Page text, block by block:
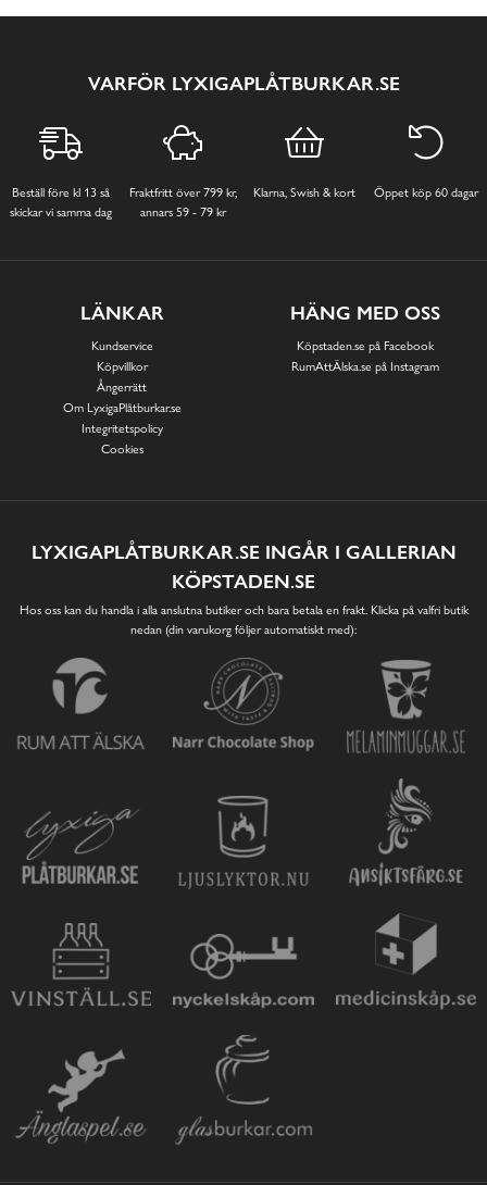
VARFÖR LYXIGAPLÅTBURKAR.SE
Beställ före kl 13 så
skickar vi samma dag
Fraktfritt över 799 kr,
annars 59 - 79 kr
Klarna, Swish & kort Öppet köp 60 dagar
LÄNKAR
Kundservice
Köpvillkor
Ångerrätt
Om LyxigaPlåtburkar.se
Integritetspolicy
Cookies
HÄNG MED OSS
Köpstaden.se på Facebook
RumAttÄlska.se på Instagram
LYXIGAPLÅTBURKAR.SE INGÅR I GALLERIAN
KÖPSTADEN.SE
Hos oss kan du handla i alla anslutna butiker och bara betala en frakt. Klicka på valfri butik
nedan (din varukorg följer automatiskt med):